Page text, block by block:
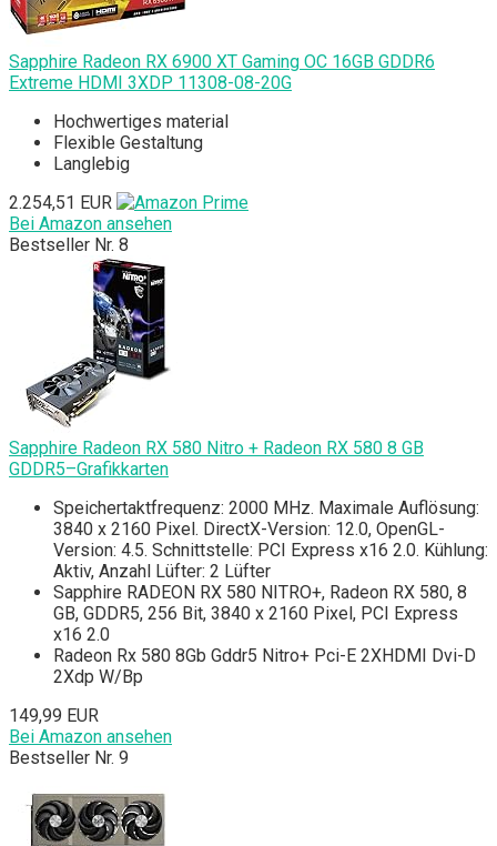
Sapphire Radeon RX 6900 XT Gaming OC 16GB GDDR6
Extreme HDMI 3XDP 11308-08-20G
Hochwertiges material
Flexible Gestaltung
Langlebig
2.254,51 EUR
Bei Amazon ansehen
Bestseller Nr. 8
Sapphire Radeon RX 580 Nitro + Radeon RX 580 8 GB
GDDR5–Grafikkarten
Speichertaktfrequenz: 2000 MHz. Maximale Auflösung:
3840 x 2160 Pixel. DirectX-Version: 12.0, OpenGL-
Version: 4.5. Schnittstelle: PCI Express x16 2.0. Kühlung:
Aktiv, Anzahl Lüfter: 2 Lüfter
Sapphire RADEON RX 580 NITRO+, Radeon RX 580, 8
GB, GDDR5, 256 Bit, 3840 x 2160 Pixel, PCI Express
x16 2.0
Radeon Rx 580 8Gb Gddr5 Nitro+ Pci-E 2XHDMI Dvi-D
2Xdp W/Bp
149,99 EUR
Bei Amazon ansehen
Bestseller Nr. 9